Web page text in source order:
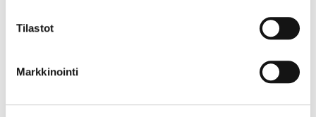
Tilastot
Markkinointi
terveydellisestä ongelmasta tai